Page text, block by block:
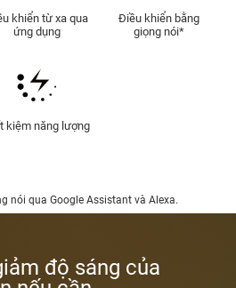
khiển từ xa qua
ứng dụng
Điều khiển bằng
giọng nói*
kiệm năng lượng
nói qua Google Assistant và Alexa.
độ sáng của